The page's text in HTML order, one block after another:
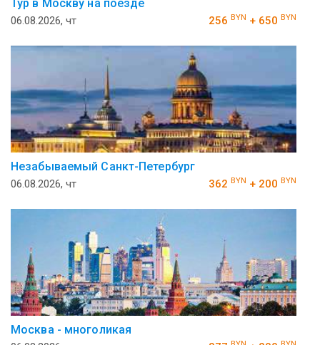
Тур в Москву на поезде
06.08.2026, чт 256 BYN + 650 BYN
Незабываемый Санкт-Петербург
06.08.2026, чт 362 BYN + 200 BYN
Москва - многоликая